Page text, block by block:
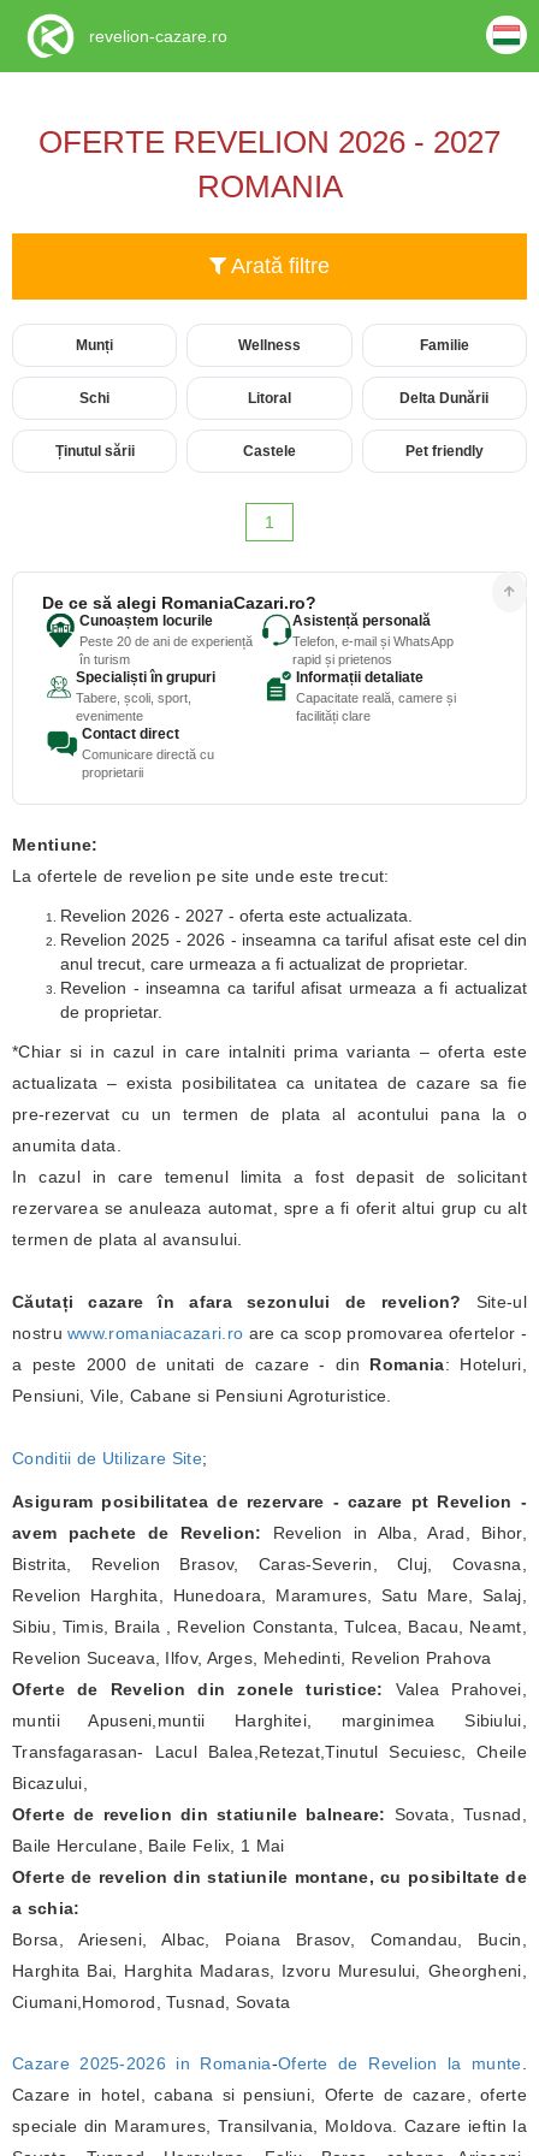
OFERTE REVELION 2026 - 2027
ROMANIA
Arată filtre
Munți Wellness Familie
Schi Litoral Delta Dunării
Ținutul sării Castele Pet friendly
1
De ce să alegi RomaniaCazari.ro?
Cunoaștem locurile
Peste 20 de ani de experiență
în turism
Asistență personală
Telefon, e-mail și WhatsApp
rapid și prietenos
Specialiști în grupuri
Tabere, școli, sport,
evenimente
Informații detaliate
Capacitate reală, camere și
facilități clare
Contact direct
Comunicare directă cu
proprietarii
Mentiune:
La ofertele de revelion pe site unde este trecut:
Revelion 2026 - 2027 - oferta este actualizata.
Revelion 2025 - 2026 - inseamna ca tariful afisat este cel din
anul trecut, care urmeaza a fi actualizat de proprietar.
Revelion - inseamna ca tariful afisat urmeaza a fi actualizat
de proprietar.
*Chiar si in cazul in care intalniti prima varianta – oferta este
actualizata – exista posibilitatea ca unitatea de cazare sa fie
pre-rezervat cu un termen de plata al acontului pana la o
anumita data.
In cazul in care temenul limita a fost depasit de solicitant
rezervarea se anuleaza automat, spre a fi oferit altui grup cu alt
termen de plata al avansului.
Căutați cazare în afara sezonului de revelion? Site-ul
nostruwww.romaniacazari.ro are ca scop promovarea ofertelor -
a peste 2000 de unitati de cazare - din Romania: Hoteluri,
Pensiuni, Vile, Cabane si Pensiuni Agroturistice.
Conditii de Utilizare Site;
Asiguram posibilitatea de rezervare - cazare pt Revelion -
avem pachete de Revelion: Revelion in Alba, Arad, Bihor,
Bistrita, Revelion Brasov, Caras-Severin, Cluj, Covasna,
Revelion Harghita, Hunedoara, Maramures, Satu Mare, Salaj,
Sibiu, Timis, Braila , Revelion Constanta, Tulcea, Bacau, Neamt,
Revelion Suceava, Ilfov, Arges, Mehedinti, Revelion Prahova
Oferte de Revelion din zonele turistice: Valea Prahovei,
muntii Apuseni,muntii Harghitei, marginimea Sibiului,
Transfagarasan- Lacul Balea,Retezat,Tinutul Secuiesc, Cheile
Bicazului,
Oferte de revelion din statiunile balneare: Sovata, Tusnad,
Baile Herculane, Baile Felix, 1 Mai
Oferte de revelion din statiunile montane, cu posibiltate de
a schia:
Borsa, Arieseni, Albac, Poiana Brasov, Comandau, Bucin,
Harghita Bai, Harghita Madaras, Izvoru Muresului, Gheorgheni,
Ciumani,Homorod, Tusnad, Sovata
Cazare 2025-2026 in Romania-Oferte de Revelion la munte
Cazare in hotel, cabana si pensiuni, Oferte de cazare, oferte
speciale din Maramures, Transilvania, Moldova. Cazare ieftin la
revelion-cazare.ro